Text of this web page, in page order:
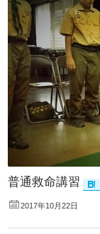
普通救命講習
2017年10月22日